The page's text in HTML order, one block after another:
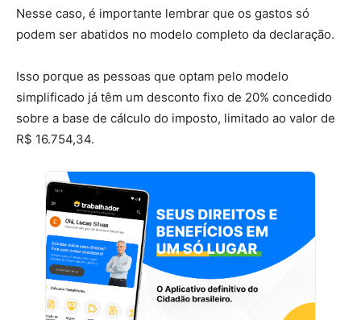
Nesse caso, é importante lembrar que os gastos só
podem ser abatidos no modelo completo da declaração.
Isso porque as pessoas que optam pelo modelo
simplificado já têm um desconto fixo de 20% concedido
sobre a base de cálculo do imposto, limitado ao valor de
R$ 16.754,34.